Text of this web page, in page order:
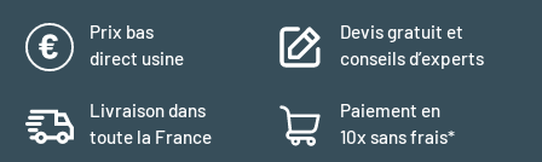
Prix bas
direct usine
Devis gratuit et
conseils d’experts
Livraison dans
toute la France
Paiement en
10x sans frais*